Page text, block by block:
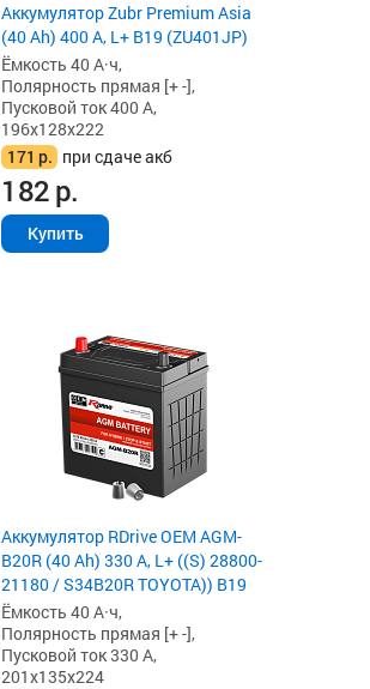
Аккумулятор Zubr Premium Asia
(40 Ah) 400 А, L+ B19 (ZU401JP)
Ёмкость 40 А·ч,
Полярность прямая [+ -],
Пусковой ток 400 А,
196x128x222
171 р. при сдаче акб
182р.
Купить
Аккумулятор RDrive OEM AGM-
B20R (40 Ah) 330 А, L+ ((S) 28800-
21180 / S34B20R TOYOTA)) B19
Ёмкость 40 А·ч,
Полярность прямая [+ -],
Пусковой ток 330 А,
201x135x224